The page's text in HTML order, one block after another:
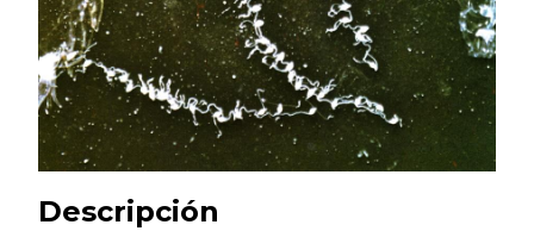
Descripción